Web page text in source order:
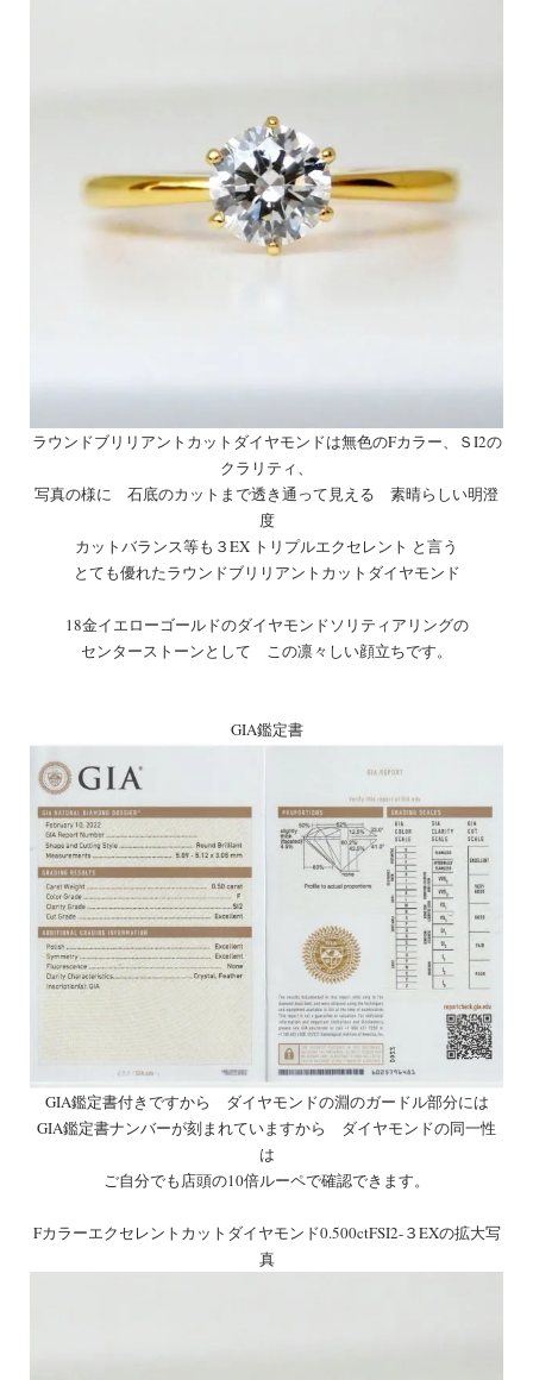
ラウンドブリリアントカットダイヤモンドは無色のFカラー、ＳI2の
クラリティ、
写真の様に 石底のカットまで透き通って見える 素晴らしい明澄
度
カットバランス等も３EX トリプルエクセレント と言う
とても優れたラウンドブリリアントカットダイヤモンド
18金イエローゴールドのダイヤモンドソリティアリングの
センターストーンとして この凛々しい顔立ちです。
GIA鑑定書
GIA鑑定書付きですから ダイヤモンドの淵のガードル部分には
GIA鑑定書ナンバーが刻まれていますから ダイヤモンドの同一性
は
ご自分でも店頭の10倍ルーペで確認できます。
Fカラーエクセレントカットダイヤモンド0.500ctFSI2-３EXの拡大写
真